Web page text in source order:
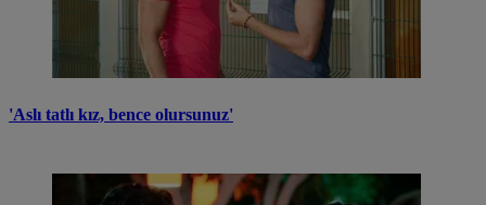
'Aslı tatlı kız, bence olursunuz'